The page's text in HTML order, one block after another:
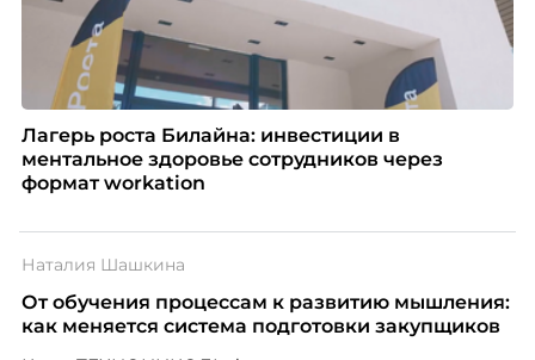
Лагерь роста Билайна: инвестиции в
ментальное здоровье сотрудников через
формат workation
Наталия Шашкина
От обучения процессам к развитию мышления:
как меняется система подготовки закупщиков